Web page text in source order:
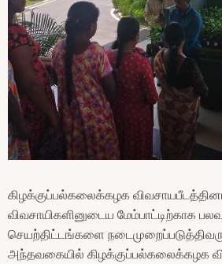
கிழக்குப்பல்கலைக்கழக
விவசாயிகளினுடைய மேம்பாட்டிற்காக
செயற்திட்டங்களை
அந்தவகையில் கிழக்குப்பல்கலைக்கழக